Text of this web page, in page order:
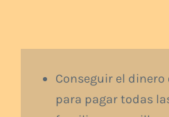
Conseguir el
para pagar todas